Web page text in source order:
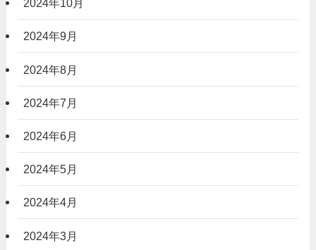
2024年10月
2024年9月
2024年8月
2024年7月
2024年6月
2024年5月
2024年4月
2024年3月